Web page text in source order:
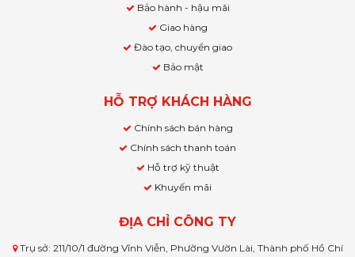
Bảo hành - hậu mãi
Giao hàng
Đào tạo, chuyển giao
Bảo mật
HỖ TRỢ KHÁCH HÀNG
Chính sách bán hàng
Chính sách thanh toán
Hỗ trợ kỹ thuật
Khuyến mãi
ĐỊA CHỈ CÔNG TY
Trụ sở: 211/10/1 đường Vĩnh Viễn, Phường Vườn Lài, Thành phố Hồ Chí